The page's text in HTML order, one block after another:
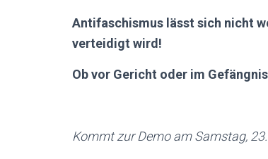
Antifaschismus lässt sich nicht
verteidigt wird!
Ob vor Gericht oder im
Kommt zur Demo am Samstag,